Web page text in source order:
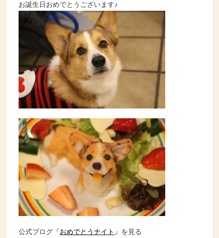
お誕生日おめでとうございます♪
公式ブログ『おめでとうナイト 』を見る